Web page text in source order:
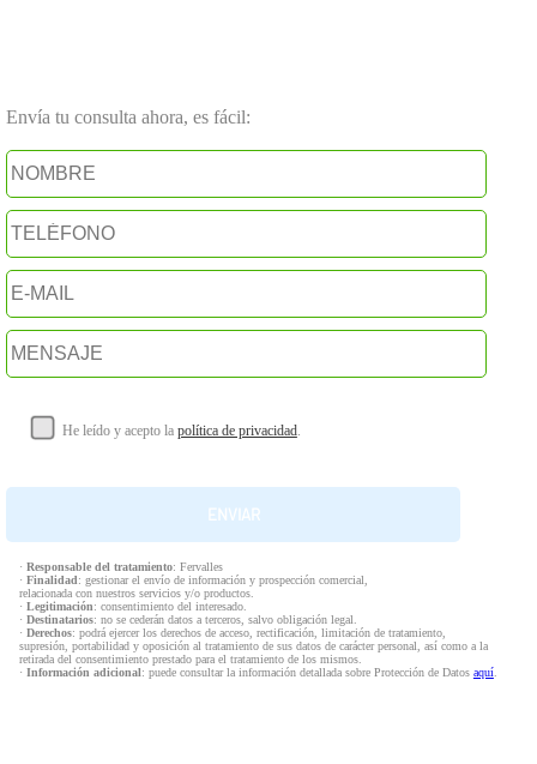
Envía tu consulta ahora, es fácil:
He leído y acepto la política de privacidad.
· Responsable del tratamiento: Fervalles
· Finalidad: gestionar el envío de información y prospección comercial,
relacionada con nuestros servicios y/o productos.
· Legitimación: consentimiento del interesado.
· Destinatarios: no se cederán datos a terceros, salvo obligación legal.
· Derechos: podrá ejercer los derechos de acceso, rectificación, limitación de tratamiento,
supresión, portabilidad y oposición al tratamiento de sus datos de carácter personal, así como a la
retirada del consentimiento prestado para el tratamiento de los mismos.
· Información adicional: puede consultar la información detallada sobre Protección de Datos aquí.